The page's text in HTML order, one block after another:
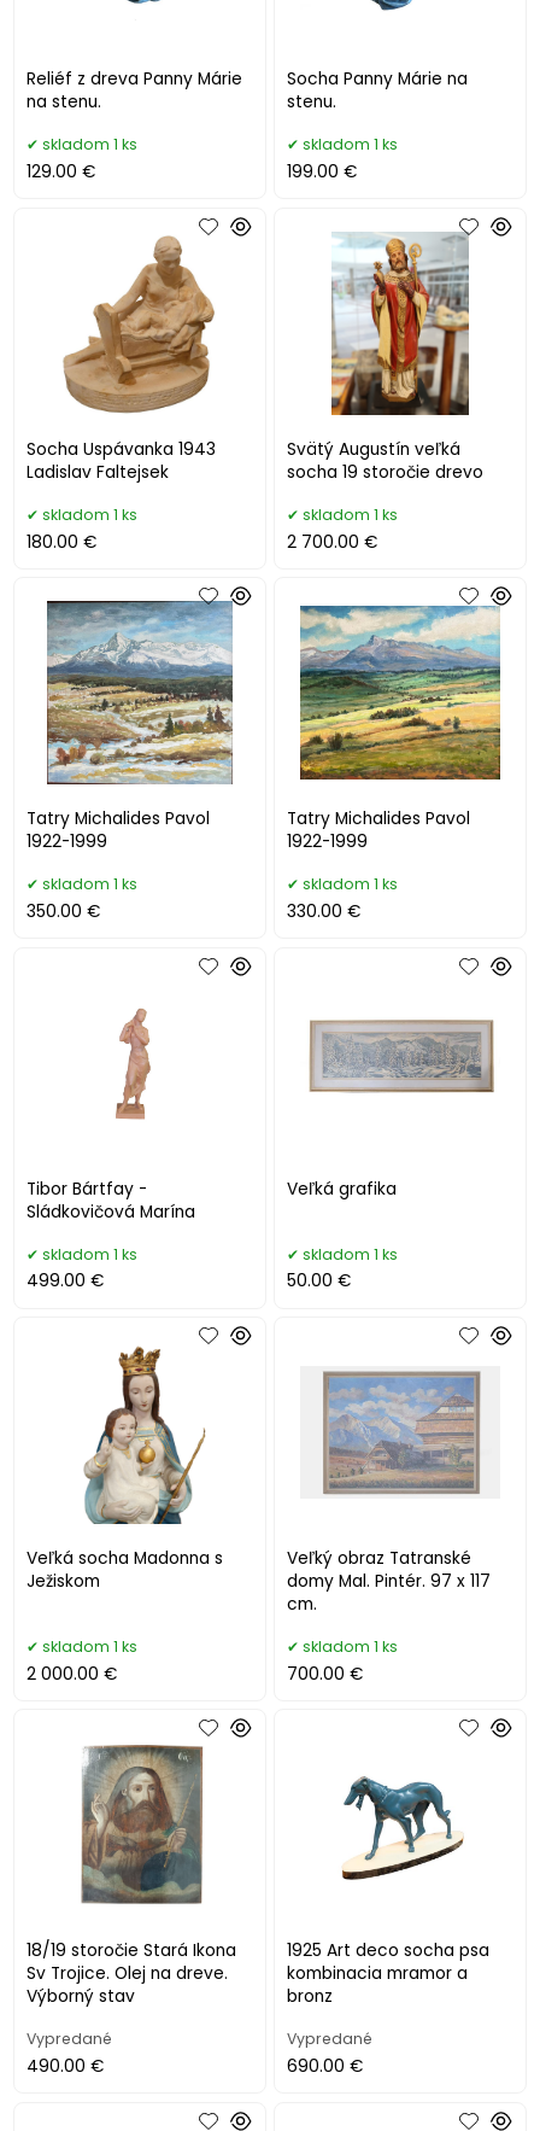
Reliéf z dreva Panny Márie
na stenu.
skladom 1 ks
129.00 €
Socha Panny Márie na
stenu.
skladom 1 ks
199.00 €
Socha Uspávanka 1943
Ladislav Faltejsek
skladom 1 ks
180.00 €
Svätý Augustín veľká
socha 19 storočie drevo
skladom 1 ks
2 700.00 €
Tatry Michalides Pavol
1922-1999
skladom 1 ks
350.00 €
Tatry Michalides Pavol
1922-1999
skladom 1 ks
330.00 €
Tibor Bártfay -
Sládkovičová Marína
skladom 1 ks
499.00 €
Veľká grafika
skladom 1 ks
50.00 €
Veľká socha Madonna s
Ježiskom
skladom 1 ks
2 000.00 €
Veľký obraz Tatranské
domy Mal. Pintér. 97 x 117
cm.
skladom 1 ks
700.00 €
18/19 storočie Stará Ikona
Sv Trojice. Olej na dreve.
Výborný stav
Vypredané
490.00 €
1925 Art deco socha psa
kombinacia mramor a
bronz
Vypredané
690.00 €